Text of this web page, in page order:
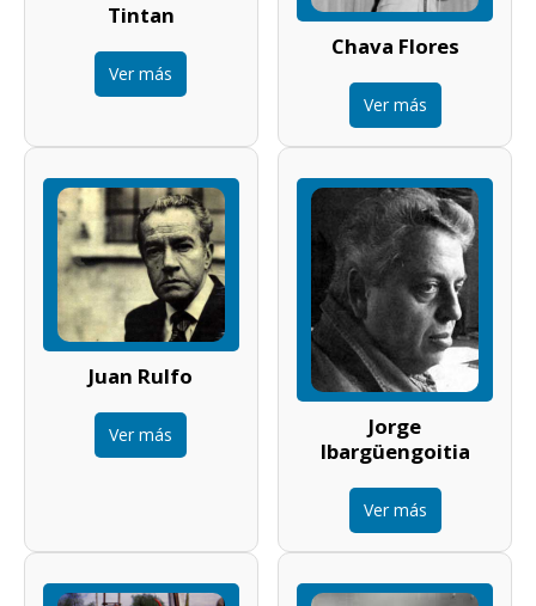
Tintan
Ver más
Chava Flores
Ver más
Juan Rulfo
Ver más
Jorge
Ibargüengoitia
Ver más